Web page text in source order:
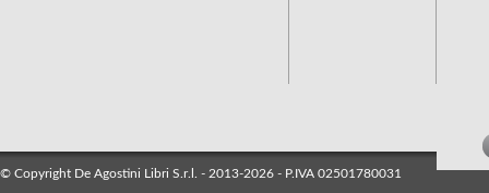
© Copyright De Agostini Libri S.r.l. - 2013-2026 - P.IVA 02501780031